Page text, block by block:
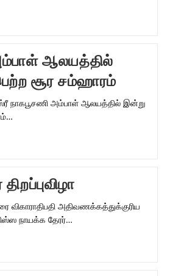
ஆலயத்தில்
சூர சம்ஹாரம்
ஸ்ரீ நாகபூசணி அம்பாள் ஆலயத்தில் இன்று
விகாராதிபதி அதிவணக்கத்துக்குரிய
நாயக்க தேரர்…